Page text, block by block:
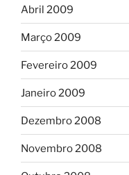
Abril 2009
Março 2009
Fevereiro 2009
Janeiro 2009
Dezembro 2008
Novembro 2008